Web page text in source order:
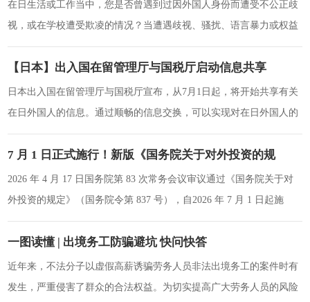
在日生活或工作当中，您是否曾遇到过因外国人身份而遭受不公正歧
视，或在学校遭受欺凌的情况？当遭遇歧视、骚扰、语言暴力或权益
被侵害时请不要独自烦恼，请向法务局咨询。
【日本】出入国在留管理厅与国税厅启动信息共享
日本出入国在留管理厅与国税厅宣布，从7月1日起，将开始共享有关
在日外国人的信息。通过顺畅的信息交换，可以实现对在日外国人的
适当管理。今后，政府与执政
7 月 1 日正式施行！新版《国务院关于对外投资的规
定》，出国务工迎来重磅保障
2026 年 4 月 17 日国务院第 83 次常务会议审议通过《国务院关于对
外投资的规定》（国务院令第 837 号），自2026 年 7 月 1 日起施
行。此
一图读懂 | 出境务工防骗避坑 快问快答
近年来，不法分子以虚假高薪诱骗劳务人员非法出境务工的案件时有
发生，严重侵害了群众的合法权益。为切实提高广大劳务人员的风险